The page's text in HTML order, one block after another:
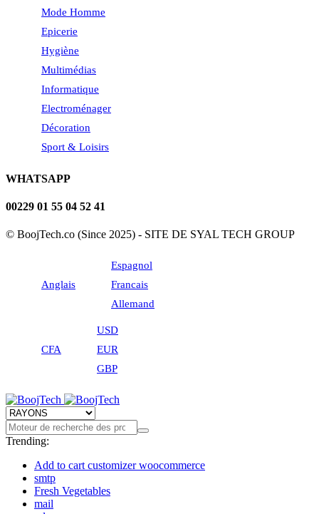
Mode Homme
Epicerie
Hygiène
Multimédias
Informatique
Electroménager
Décoration
Sport & Loisirs
WHATSAPP
00229 01 55 04 52 41
© BoojTech.co (Since 2025) - SITE DE SYAL TECH GROUP
Anglais
Espagnol
Francais
Allemand
CFA
USD
EUR
GBP
Trending:
Add to cart customizer woocommerce
smtp
Fresh Vegetables
mail